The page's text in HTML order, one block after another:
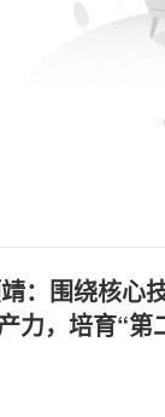
：围绕核心
力，培育“第